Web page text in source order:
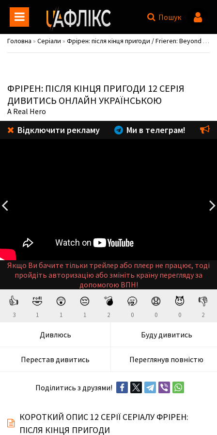
Пошук
Головна » Серіали » Фрірен: після кінця пригоди / Frieren: Beyond Journey's End
ФРІРЕН: ПІСЛЯ КІНЦЯ ПРИГОДИ 12 СЕРІЯ
ДИВИТИСЬ ОНЛАЙН УКРАЇНСЬКОЮ
A Real Hero
Відключити рекламу Ми в телеграм!
Якщо Ви бачите тільки трейлер або плеєр не працює, тоді
пройдіть авторизацію або змініть країну перегляду за
допомогою ВПН!
👍
3
🤣
1
😲
1
😔
1
💣
2
🥱
0
😧
0
😈
0
👎
2
Дивлюсь Буду дивитись
Перестав дивитись Переглянув повністю
Поділитись з друзями!
КОРОТКИЙ ОПИС 12 СЕРІЇ СЕРІАЛУ ФРІРЕН:
ПІСЛЯ КІНЦЯ ПРИГОДИ